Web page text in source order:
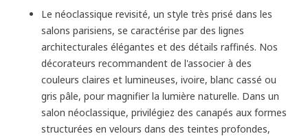
Le néoclassique revisité, un style très prisé dans les
salons parisiens, se caractérise par des lignes
architecturales élégantes et des détails raffinés. Nos
décorateurs recommandent de l'associer à des
couleurs claires et lumineuses, ivoire, blanc cassé ou
gris pâle, pour magnifier la lumière naturelle. Dans un
salon néoclassique, privilégiez des canapés aux formes
structurées en velours dans des teintes profondes,